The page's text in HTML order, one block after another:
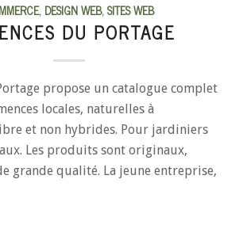
, DESIGN WEB,SITES WEB
DU PORTAGE
propose un catalogue complet
locales, naturelles à
et non hybrides. Pour jardiniers
Les produits sont originaux,
grande qualité. La jeune entreprise,